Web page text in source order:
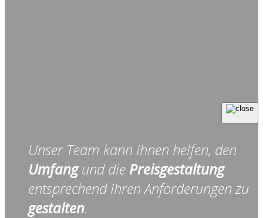
Unser Team kann Ihnen helfen, den
Umfangund die Preisgestaltung
entsprechend Ihren Anforderungen zu
gestalten.